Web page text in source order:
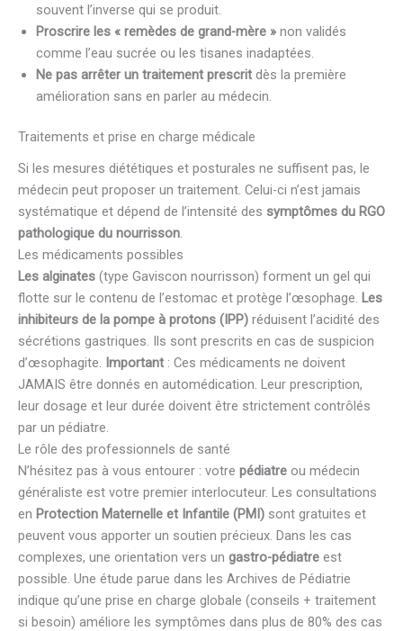
souvent l’inverse qui se produit.
Proscrire les « remèdes de grand-mère » non validés
comme l’eau sucrée ou les tisanes inadaptées.
Ne pas arrêter un traitement prescrit dès la première
amélioration sans en parler au médecin.
Traitements et prise en charge médicale
Si les mesures diététiques et posturales ne suffisent pas, le
médecin peut proposer un traitement. Celui-ci n’est jamais
systématique et dépend de l’intensité des symptômes du RGO
pathologique du nourrisson.
Les médicaments possibles
Les alginates (type Gaviscon nourrisson) forment un gel qui
flotte sur le contenu de l’estomac et protège l’œsophage. Les
inhibiteurs de la pompe à protons (IPP) réduisent l’acidité des
sécrétions gastriques. Ils sont prescrits en cas de suspicion
d’œsophagite. Important : Ces médicaments ne doivent
JAMAIS être donnés en automédication. Leur prescription,
leur dosage et leur durée doivent être strictement contrôlés
par un pédiatre.
Le rôle des professionnels de santé
N’hésitez pas à vous entourer : votre pédiatre ou médecin
généraliste est votre premier interlocuteur. Les consultations
en Protection Maternelle et Infantile (PMI) sont gratuites et
peuvent vous apporter un soutien précieux. Dans les cas
complexes, une orientation vers un gastro-pédiatre est
possible. Une étude parue dans les Archives de Pédiatrie
indique qu’une prise en charge globale (conseils + traitement
si besoin) améliore les symptômes dans plus de 80% des cas